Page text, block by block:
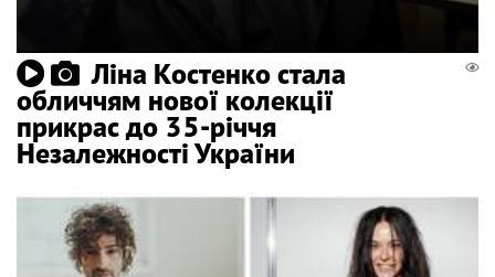
Ліна Костенко стала
обличчям нової колекції
прикрас до 35-річчя
Незалежності України